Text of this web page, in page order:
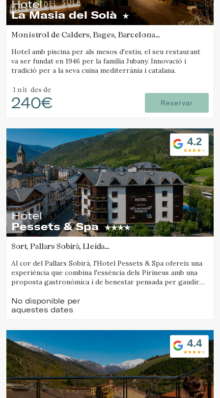
Hotel
La Masia del Solà
Monistrol de Calders, Bages, Barcelona
Hotel amb piscina per als mesos d'estiu, el seu restaurant
va ser fundat en 1946 per la família Jubany. Innovació i
tradició per a la seva cuina mediterrània i catalana.
1 nit des de
240€ Reservar
4.2
Hotel
Pessets & Spa
Sort, Pallars Sobirà, Lleida
Al cor del Pallars Sobirà, l'Hotel Pessets & Spa ofereix una
experiència que combina l'essència dels Pirineus amb una
proposta gastronòmica i de benestar pensada per gaudir
envoltat de muntanyes i natura, és una destinació ideal tant
per als amants de l'activitat a l'aire lliure com per a aquells
que busquen desconnexió, autenticitat i bona taula.
No disponible per
aquestes dates
4.4